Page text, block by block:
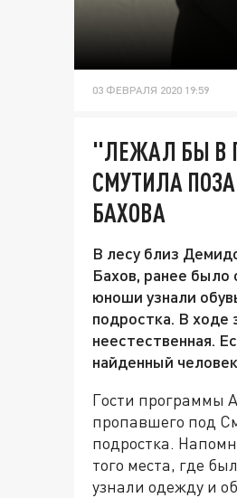
03 ФЕВРАЛЯ 2020 19:59
"ЛЕЖАЛ БЫ В
СМУТИЛА
БАХОВА
В лесу близ
Бахов, ранее
юноши узнали
подростка. В ходе
неестественная.
найденный
Гости программы
пропавшего под
подростка.
того места, где
узнали одежду и